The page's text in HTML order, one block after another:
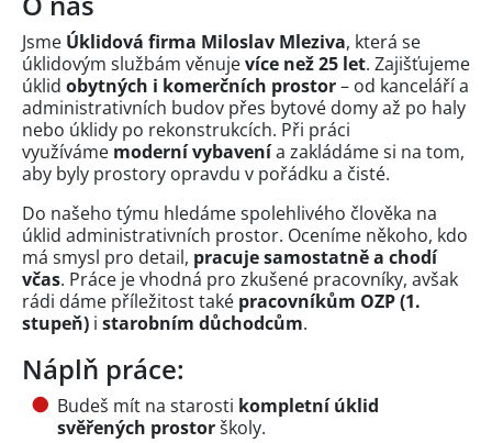
Jsme Úklidová firma Miloslav Mleziva, která se
úklidovým službám věnujevíce než 25 let. Zajišťujeme
úklid obytných i komerčních prostor– od kanceláří a
administrativních budov přes bytové domy až po haly
nebo úklidy po rekonstrukcích. Při práci
využíváme moderní vybavenía zakládáme si na tom,
aby byly prostory opravdu v pořádku a čisté.
Do našeho týmu hledáme spolehlivého člověka na
úklid administrativních prostor. Oceníme někoho, kdo
má smysl pro detail, pracuje samostatně a chodí
včas. Práce je vhodná pro zkušené pracovníky, avšak
rádi dáme příležitost také pracovníkům OZP (1.
stupeň) i starobním důchodcům.
Náplň práce:
Budeš mít na starosti kompletní úklid
svěřených prostorškoly.